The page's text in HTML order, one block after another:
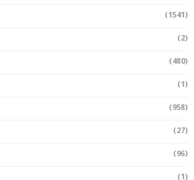
(1541)
(2)
(480)
(1)
(958)
(27)
(96)
(1)